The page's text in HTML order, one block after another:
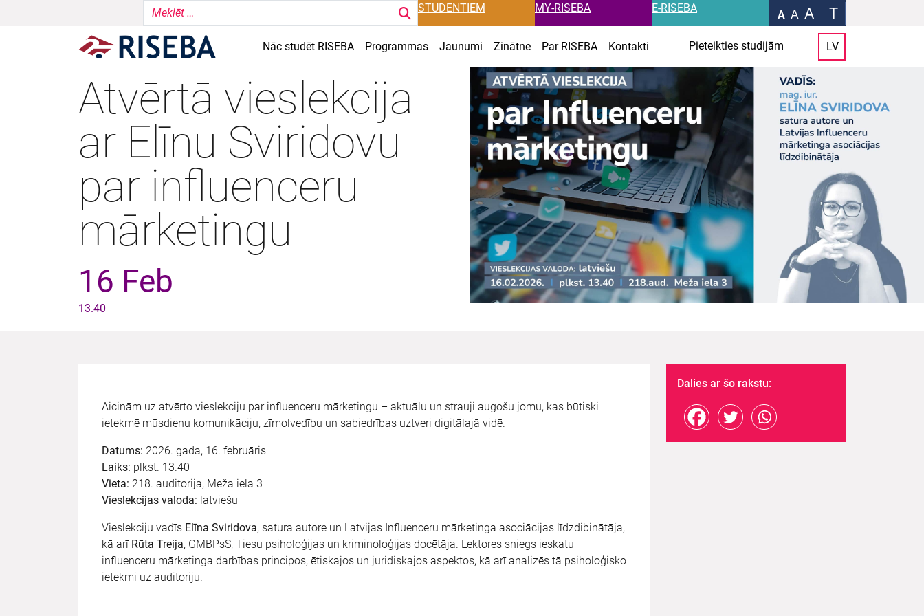
STUDENTIEM MY-RISEBA E-RISEBA A A A T
Nāc studēt RISEBA Programmas Jaunumi Zinātne Par RISEBA Kontakti Pieteikties studijām LV
Atvērtā vieslekcija
ar Elīnu Sviridovu
par influenceru
mārketingu
16 Feb
13.40
Aicinām uz atvērto vieslekciju par influenceru mārketingu – aktuālu un strauji augošu jomu, kas būtiski
ietekmē mūsdienu komunikāciju, zīmolvedību un sabiedrības uztveri digitālajā vidē.
Datums: 2026. gada, 16. februāris
Laiks: plkst. 13.40
Vieta: 218. auditorija, Meža iela 3
Vieslekcijas valoda: latviešu
Vieslekciju vadīs Elīna Sviridova, satura autore un Latvijas Influenceru mārketinga asociācijas līdzdibinātāja,
kā arī Rūta Treija, GMBPsS, Tiesu psiholoģijas un kriminoloģijas docētāja. Lektores sniegs ieskatu
influenceru mārketinga darbības principos, ētiskajos un juridiskajos aspektos, kā arī analizēs tā psiholoģisko
ietekmi uz auditoriju.
Dalies ar šo rakstu: